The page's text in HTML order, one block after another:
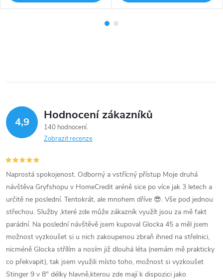
4,9 Hodnocení zákazníků
140 hodnocení
Zobrazit recenze
Naprostá spokojenost. Odborný a vstřícný přístup Moje druhá
návštěva Gryfshopu v HomeCredit aréně sice po více jak 3 letech a
určitě ne poslední. Tentokrát, ale mnohem dříve 😎. Vše pod jednou
střechou. Služby ,které zde může zákazník využít jsou za mě fakt
parádní. Na poslední návštěvě jsem kupoval Glocka 45 a měl jsem
možnost vyzkoušet si u nich zakoupenou zbraň ihned na střelnici,
nicméně Glocka střílím a nosím již dlouhá léta (nemám mě prakticky
co překvapit), tak jsem využili místo toho, možnost si vyzkoušet
Stinger 9 v 8" délky hlavně,kterou zde mají k dispozici jako